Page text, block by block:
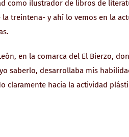
como ilustrador de libros de
la treintena- y ahí lo vemos en la
en la comarca del El Bierzo,
saberlo, desarrollaba mis
claramente hacia la actividad